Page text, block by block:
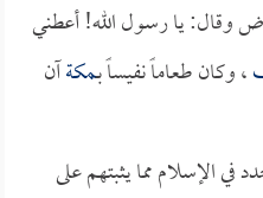
وقال: يا رسول الله! أعطني
، وكان طعاماً نفيساً بـمكةآن
في الإسلام مما يثبتهم على